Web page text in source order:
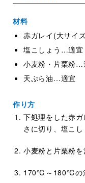
材料
赤ガレイ(大サイ
塩こしょう…適宜
小麦粉・片栗粉
天ぷら油…適宜
作り方
下処理をした赤
さに切り、塩こし
小麦粉と片栗粉を
170℃～180℃の